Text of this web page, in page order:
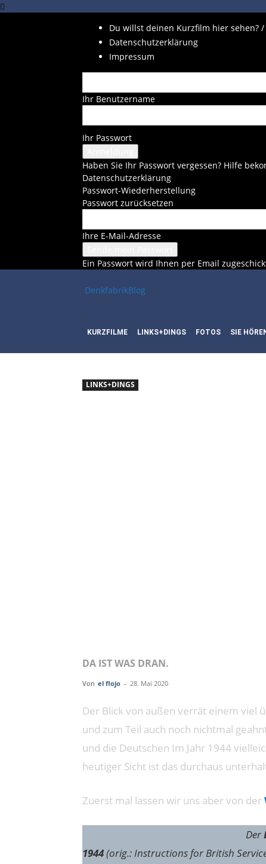
Du willst deinen Kurzfilm hier sehen?
Datenschutzerklärung
Impressum
Ihr Benutzername
Ihr Passwort
Haben Sie Ihr Passwort vergessen? Hilfe
Datenschutzerklärung
Passwort-Wiederherstellung
Passwort zurücksetzen
Ihre E-Mail-Adresse
Ein Passwort wird Ihnen per Email
DenkfabrikBlog
KURZFILME LINKS+DINGS FOTOS SIE
LINKS+DINGS
DA IST WAS DRAN.
Von el flojo - 28. Mai 2020
Der Blick von außen verrät einem viel
und zum Teil auch noch nichtmal
und die Deutschen Im Jahr 1944
heutiger Sicht ist das durchaus
Zuerst mal lassen wir uns aber von der
Der
1944(orig.: Instructions for British